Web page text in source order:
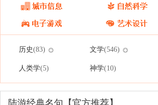
历史(83) 文学(546)
人类学(5) 神学(10)
陆游经典名句【官方推荐】